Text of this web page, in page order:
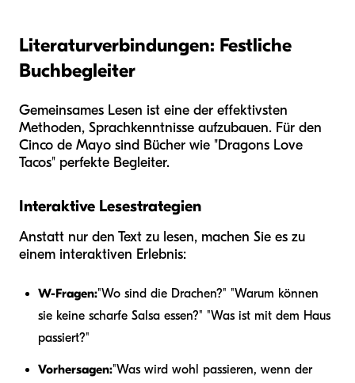
Literaturverbindungen: Festliche
Buchbegleiter
Gemeinsames Lesen ist eine der effektivsten
Methoden, Sprachkenntnisse aufzubauen. Für den
Cinco de Mayo sind Bücher wie "Dragons Love
Tacos" perfekte Begleiter.
Interaktive Lesestrategien
Anstatt nur den Text zu lesen, machen Sie es zu
einem interaktiven Erlebnis:
W-Fragen:"Wo sind die Drachen?" "Warum können
sie keine scharfe Salsa essen?" "Was ist mit dem Haus
passiert?"
Vorhersagen:"Was wird wohl passieren, wenn der